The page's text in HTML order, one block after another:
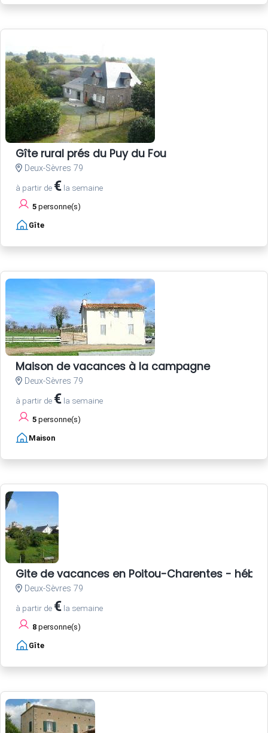
Gîte rural prés du Puy du Fou
Deux-Sèvres 79
à partir de € la semaine
5 personne(s)
Gîte
Maison de vacances à la campagne
Deux-Sèvres 79
à partir de € la semaine
5 personne(s)
Maison
Gite de vacances en Poitou-Charentes -
Deux-Sèvres 79
à partir de € la semaine
8 personne(s)
Gîte